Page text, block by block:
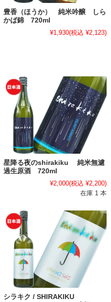
豊香（ほうか） 純米吟醸 しら
かば錦 720ml
¥1,930(税込 ¥2,123)
星降る夜のshirakiku 純米無濾
過生原酒 720ml
¥2,000(税込 ¥2,200)
在庫 1 本
シラキク / SHIRAKIKU